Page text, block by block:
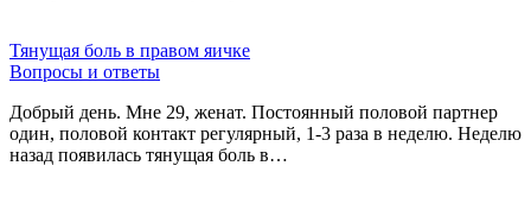
Тянущая боль в правом яичке
Вопросы и ответы
Добрый день. Мне 29, женат. Постоянный половой партнер
один, половой контакт регулярный, 1-3 раза в неделю. Неделю
назад появилась тянущая боль в…